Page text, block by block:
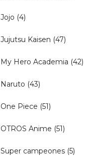
Jojo (4)
Jujutsu Kaisen (47)
My Hero Academia (42)
Naruto (43)
One Piece (51)
OTROS Anime (51)
Super campeones (5)